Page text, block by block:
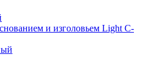
и изголовьем Light С-